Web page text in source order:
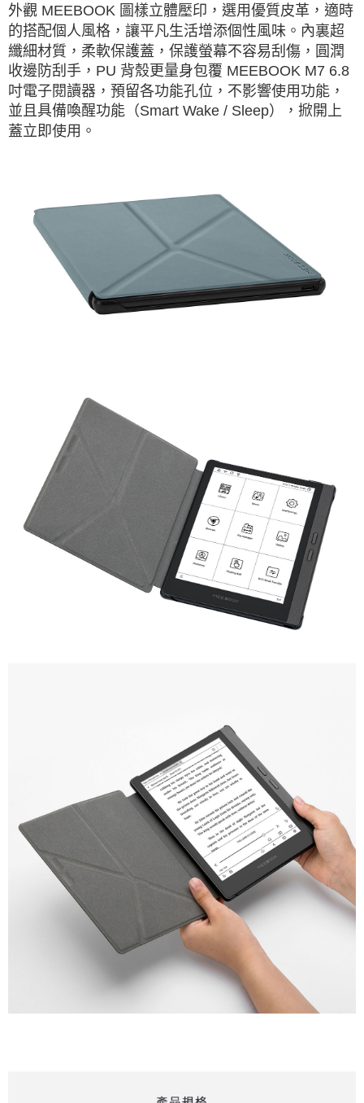
外觀 MEEBOOK 圖樣立體壓印，選用優質皮革，適時
的搭配個人風格，讓平凡生活增添個性風味。內裏超
纖細材質，柔軟保護蓋，保護螢幕不容易刮傷，圓潤
收邊防刮手，PU 背殼更量身包覆 MEEBOOK M7 6.8
吋電子閱讀器，預留各功能孔位，不影響使用功能，
並且具備喚醒功能（Smart Wake / Sleep），掀開上
蓋立即使用。